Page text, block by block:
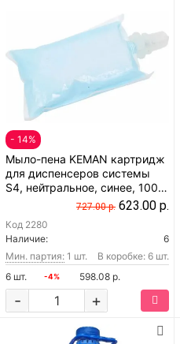
- 14%
Мыло-пена KEMAN картридж
для диспенсеров системы
S4, нейтральное, синее, 1000
727.00 р. 623.00 р.
Код 2280
Наличие:
6
Мин. партия: 1 шт.
В коробке: 6 шт.
6 шт.
-4% 598.08 р.
+
-